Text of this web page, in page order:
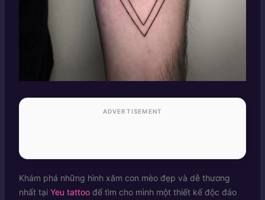
ADVERTISEMENT
Khám phá những hình xăm con mèo đẹp và dễ thương
nhất tại Yeu tattoođể tìm cho mình một thiết kế độc đáo